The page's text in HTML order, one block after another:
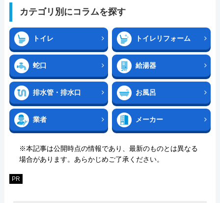
カテゴリ別にコラムを探す
トイレ トイレリフォーム
蛇口 給湯器
排水管・排水口 お風呂
業者 メーカー
※本記事は公開時点の情報であり、最新のものとは異なる
場合があります。あらかじめご了承ください。
PR